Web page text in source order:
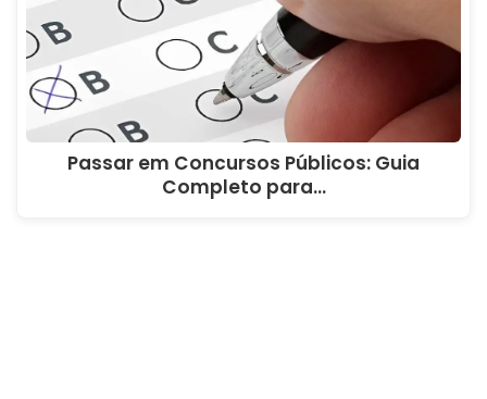
Passar em Concursos Públicos: Guia
Completo para…